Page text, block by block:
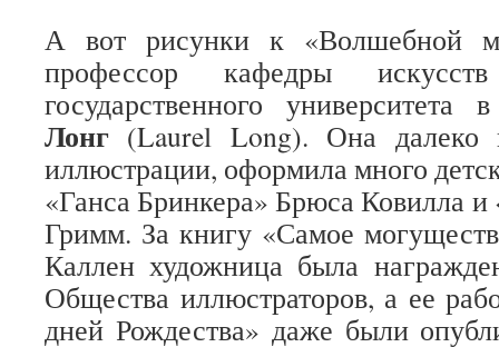
А вот рисунки к «Волшебной
профессор кафедры искусств
государственного
Лонг (Laurel Long). Она
иллюстрации, оформила много
«Ганса Бринкера» Брюса Ковилла и
Гримм. За книгу «Самое
Каллен художница была
Общества иллюстраторов, а ее
дней Рождества» даже были